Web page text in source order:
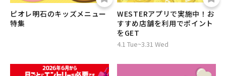
ピオレ明石のキッズメニュー
特集
WESTERアプリで実施中！お
すすめ店舗を利用でポイント
をGET
4.1 Tue~3.31 Wed